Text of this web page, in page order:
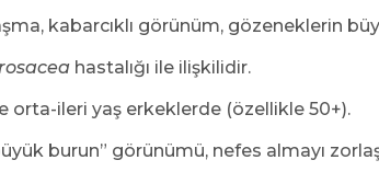
kabarcıklı görünüm, gözeneklerin
hastalığı ile ilişkilidir.
orta-ileri yaş erkeklerde (özellikle 50+).
burun” görünümü, nefes almayı